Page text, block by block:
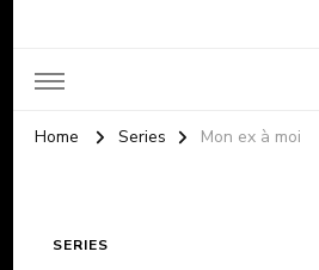
Home Series Mon ex à moi
SERIES